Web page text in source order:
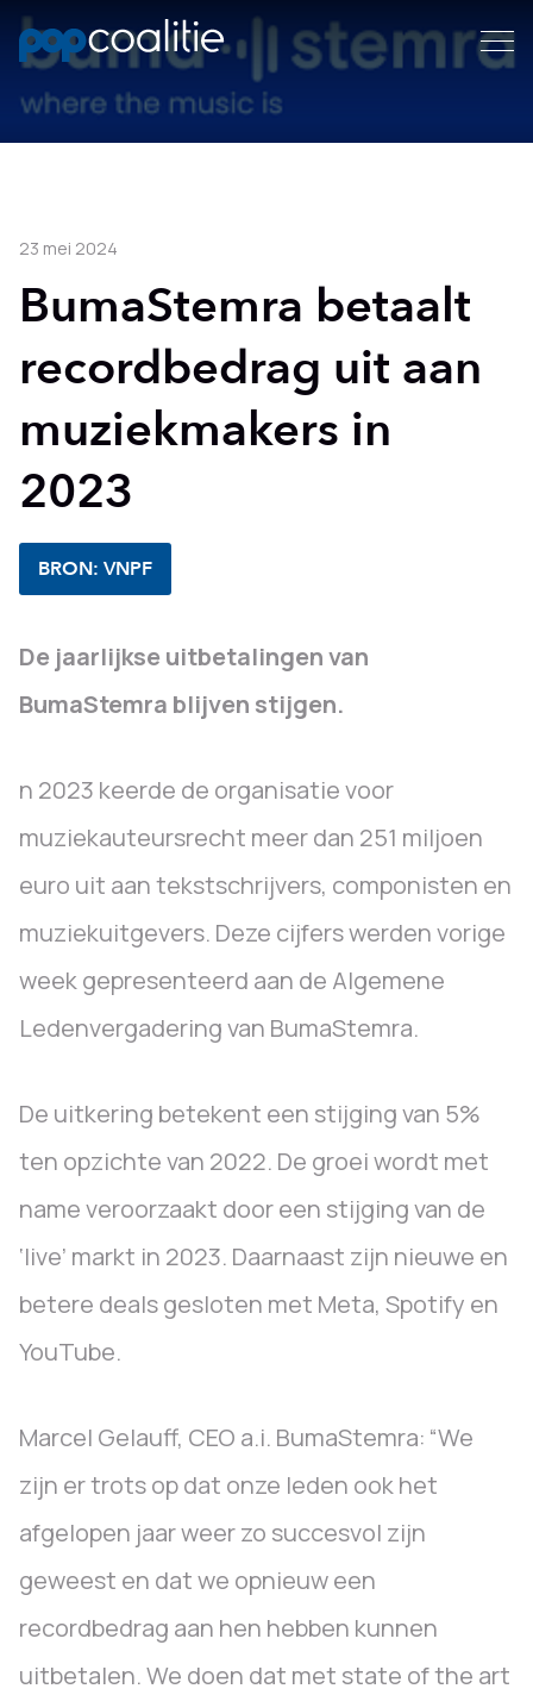
23 mei 2024
BumaStemra betaalt
recordbedrag uit aan
muziekmakers in
2023
BRON: VNPF
De jaarlijkse uitbetalingen van
BumaStemra blijven stijgen.
n 2023 keerde de organisatie voor
muziekauteursrecht meer dan 251 miljoen
euro uit aan tekstschrijvers, componisten en
muziekuitgevers. Deze cijfers werden vorige
week gepresenteerd aan de Algemene
Ledenvergadering van BumaStemra.
De uitkering betekent een stijging van 5%
ten opzichte van 2022. De groei wordt met
name veroorzaakt door een stijging van de
‘live’ markt in 2023. Daarnaast zijn nieuwe en
betere deals gesloten met Meta, Spotify en
YouTube.
Marcel Gelauff, CEO a.i. BumaStemra: “We
zijn er trots op dat onze leden ook het
afgelopen jaar weer zo succesvol zijn
geweest en dat we opnieuw een
recordbedrag aan hen hebben kunnen
uitbetalen. We doen dat met state of the art